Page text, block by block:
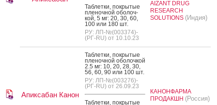
Таб­летки, пок­ры­тые
пле­ноч­ной обо­лоч­
кой, 5 мг: 20, 30, 60,
100 или 180 шт.
РУ: ЛП-№(003374)-
(РГ-RU) от 10.10.23
AIZANT DRUG
RESEARCH
SOLUTIONS (Индия)
Апиксабан Канон
Таб­летки, пок­ры­тые
пле­ноч­ной обо­лоч­кой
2.5 мг: 10, 20, 28, 30,
56, 60, 90 или 100 шт.
РУ: ЛП-№(003276)-
(РГ-RU) от 26.09.23
Таб­летки, пок­ры­тые
КАНОНФАРМА
ПРОДАКШН (Россия)